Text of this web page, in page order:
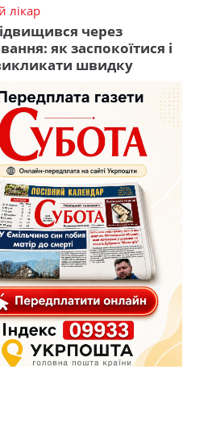
лікар
через
як заспокоїтися і
швидку